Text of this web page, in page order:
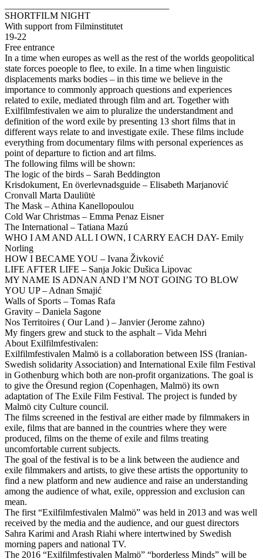
SHORTFILM NIGHT
With support from Filminstitutet
19-22
Free entrance
In a time when europes as well as the rest of the worlds geopolitical
state forces poeople to flee, to exile. In a time when linguistic
displacements marks bodies – in this time we believe in the
importance to commonly approach questions and experiences
related to exile, mediated through film and art. Together with
Exilfilmfestivalen we aim to pluralize the understandment and
definition of the word exile by presenting 13 short films that in
different ways relate to and investigate exile. These films include
everything from documentary films with personal experiences as
point of departure to fiction and art films.
The following films will be shown:
The logic of the birds – Sarah Beddington
Krisdokument, En överlevnadsguide – Elisabeth Marjanović
Cronvall Marta Dauliūtė
The Mask – Athina Kanellopoulou
Cold War Christmas – Emma Penaz Eisner
The International – Tatiana Mazú
WHO I AM AND ALL I OWN, I CARRY EACH DAY- Emily
Norling
HOW I BECAME YOU – Ivana Živković
LIFE AFTER LIFE – Sanja Jokic Dušica Lipovac
MY NAME IS ADNAN AND I’M NOT GOING TO BLOW
YOU UP – Adnan Smajić
Walls of Sports – Tomas Rafa
Gravity – Daniela Sagone
Nos Territoires ( Our Land ) – Janvier (Jerome zahno)
My fingers grew and stuck to the asphalt – Vida Mehri
About Exilfilmfestivalen:
Exilfilmfestivalen Malmö is a collaboration between ISS (Iranian-
Swedish solidarity Association) and International Exile film Festival
in Gothenburg which both are non-profit organizations. The goal is
to give the Öresund region (Copenhagen, Malmö) its own
adaptation of The Exile Film Festival. The project is funded by
Malmö city Culture council.
The films screened in the festival are either made by filmmakers in
exile, films that are banned in the countries where they were
produced, films on the theme of exile and films treating
uncomfortable current subjects.
The goal of the festival is to be a link between the audience and
exile filmmakers and artists, to give these artists the opportunity to
find a new platform and new audience and raise an understanding
among the audience of what, exile, oppression and exclusion can
mean.
The first “Exilfilmfestivalen Malmö” was held in 2013 and was well
received by the media and the audience, and our guest directors
Sahra Karimi and Arash Riahi where intertwined by Swedish
morning papers and national TV.
The 2016 “Exilfilmfestivalen Malmö” “borderless Minds” will be